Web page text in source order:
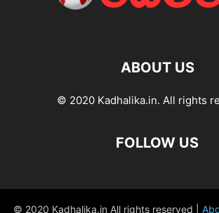
ABOUT US
© 2020 Kadhalika.in. All rights
FOLLOW US
© 2020 Kadhalika.in All rights reserved |